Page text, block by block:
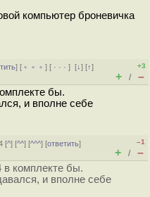
компьютер броневичка
] [ ﹢﹢﹢] [ · · ·][↓] [↑]
+3
+ / –
бы.
и вполне себе
[^] [^^] [^^^] [ответить]
–1
+ / –
в комплекте бы.
и вполне себе